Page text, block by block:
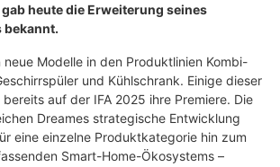
heute die Erweiterung seines
Modelle in den Produktlinien Kombi-
und Kühlschrank. Einige dieser
auf der IFA 2025 ihre Premiere. Die
Dreames strategische Entwicklung
eine einzelne Produktkategorie hin zum
Smart-Home-Ökosystems –